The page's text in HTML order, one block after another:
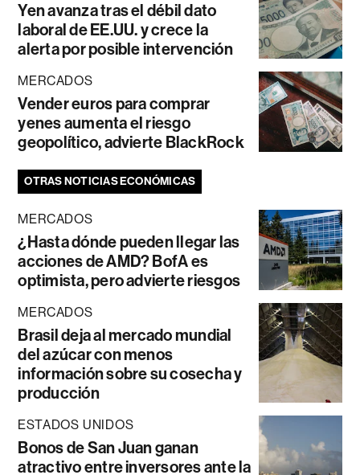
Yen avanza tras el débil dato
laboral de EE.UU. y crece la
alerta por posible intervención
MERCADOS
Vender euros para comprar
yenes aumenta el riesgo
geopolítico, advierte BlackRock
OTRAS NOTICIAS ECONÓMICAS
MERCADOS
¿Hasta dónde pueden llegar las
acciones de AMD? BofA es
optimista, pero advierte riesgos
MERCADOS
Brasil deja al mercado mundial
del azúcar con menos
información sobre su cosecha y
producción
ESTADOS UNIDOS
Bonos de San Juan ganan
atractivo entre inversores ante la